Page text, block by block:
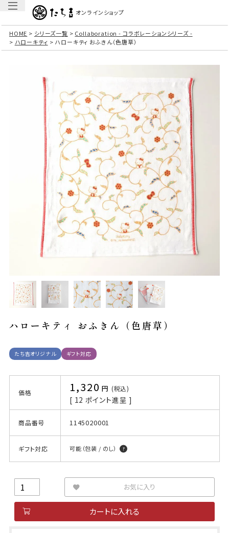
オンラインショップ
HOME シリーズ一覧
Collaboration - コラボレーションシリーズ -
ハローキティ
ハローキティ おふきん（色唐草）
ハローキティ おふきん（色唐草）
たち吉オリジナル ギフト対応
価格 1,320 税込
[ 12 ポイント進呈 ]
商品番号 1145020001
ギフト対応 可能（包装 / のし）
お気に入り
カートに入れる